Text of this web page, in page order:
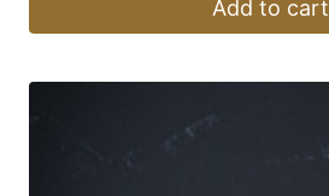
Add to cart